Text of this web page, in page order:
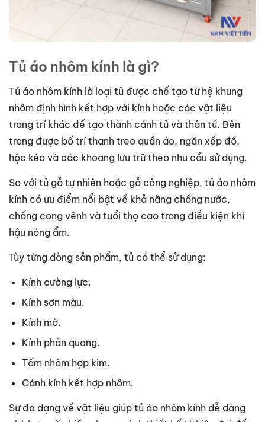
Tủ áo nhôm kính là gì?
Tủ áo nhôm kính là loại tủ được chế tạo từ hệ khung
nhôm định hình kết hợp với kính hoặc các vật liệu
trang trí khác để tạo thành cánh tủ và thân tủ. Bên
trong được bố trí thanh treo quần áo, ngăn xếp đồ,
hộc kéo và các khoang lưu trữ theo nhu cầu sử dụng.
So với tủ gỗ tự nhiên hoặc gỗ công nghiệp, tủ áo nhôm
kính có ưu điểm nổi bật về khả năng chống nước,
chống cong vênh và tuổi thọ cao trong điều kiện khí
hậu nóng ẩm.
Tùy từng dòng sản phẩm, tủ có thể sử dụng:
Kính cường lực.
Kính sơn màu.
Kính mờ.
Kính phản quang.
Tấm nhôm hợp kim.
Cánh kính kết hợp nhôm.
Sự đa dạng về vật liệu giúp tủ áo nhôm kính dễ dàng